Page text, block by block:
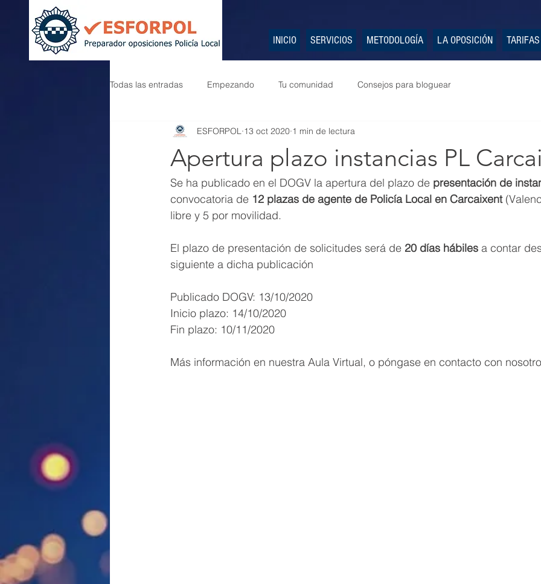
INICIO SERVICIOS METODOLOGÍA LA OPOSICIÓN TARIFAS
Todas las entradas Empezando Tu comunidad Consejos para bloguear
Apertura plazo instancias PL
ESFORPOL 13 oct 2020 1 min de lectura
Se ha publicado en el DOGV la apertura del plazo de presentación de
convocatoria de 12 plazas de agente de Policía Local en Carcaixent
libre y 5 por movilidad.
El plazo de presentación de solicitudes será de 20 días hábiles a contar
siguiente a dicha publicación
Publicado DOGV: 13/10/2020
Inicio plazo: 14/10/2020
Fin plazo: 10/11/2020
Más información en nuestra Aula Virtual, o póngase en contacto con